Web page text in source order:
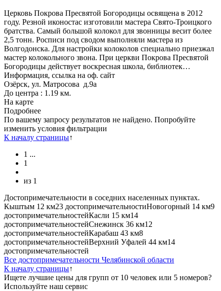
Церковь Покрова Пресвятой Богородицы освящена в 2012
году. Резной иконостас изготовили мастера Свято-Троицкого
братства. Самый большой колокол для звонницы весит более
2,5 тонн. Росписи под сводом выполняли мастера из
Волгодонска. Для настройки колоколов специально приезжал
мастер колокольного звона. При церкви Покрова Пресвятой
Богородицы действует воскресная школа, библиотек…
Информация, ссылка на оф. сайт
Озёрск, ул. Матросова д.9а
До центра : 1.19 км.
На карте
Подробнее
По вашему запросу результатов не найдено. Попробуйте
изменить условия фильтрации
К началу страницы↑
1 ...
1
из 1
Достопримечательности в соседних населенных пунктах.
Кыштым 12 км23 достопримечательностиНовогорный 14 км9
достопримечательностейКасли 15 км14
достопримечательностейСнежинск 36 км12
достопримечательностейКарабаш 43 км8
достопримечательностейВерхний Уфалей 44 км14
достопримечательностей
Все достопримечательности Челябинской области
К началу страницы↑
Ищете лучшие цены для групп от 10 человек или 5 номеров?
Используйте наш сервис